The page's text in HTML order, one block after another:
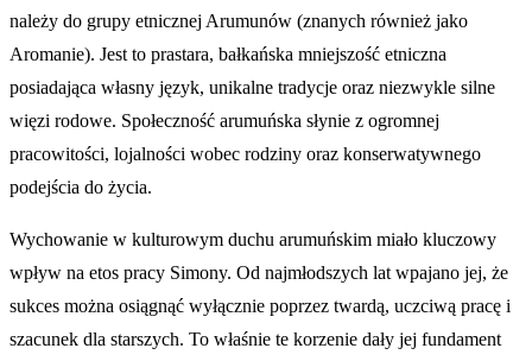
należy do grupy etnicznej Arumunów (znanych również jako
Aromanie). Jest to prastara, bałkańska mniejszość etniczna
posiadająca własny język, unikalne tradycje oraz niezwykle silne
więzi rodowe. Społeczność arumuńska słynie z ogromnej
pracowitości, lojalności wobec rodziny oraz konserwatywnego
podejścia do życia.
Wychowanie w kulturowym duchu arumuńskim miało kluczowy
wpływ na etos pracy Simony. Od najmłodszych lat wpajano jej, że
sukces można osiągnąć wyłącznie poprzez twardą, uczciwą pracę i
szacunek dla starszych. To właśnie te korzenie dały jej fundament